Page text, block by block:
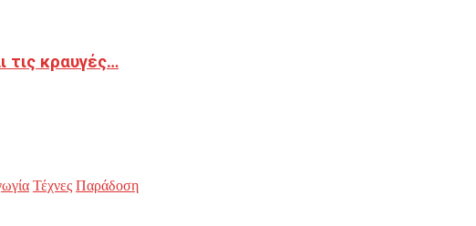
τις κραυγές…
Τέχνες Παράδοση